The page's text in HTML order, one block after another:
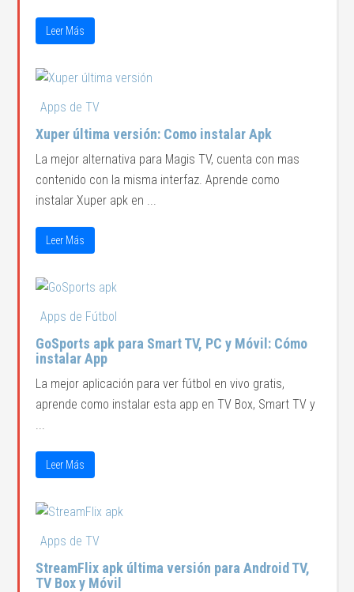
Leer Más
Apps de TV
Xuper última versión: Como instalar Apk
La mejor alternativa para Magis TV, cuenta con mas
contenido con la misma interfaz. Aprende como
instalar Xuper apk en ...
Leer Más
Apps de Fútbol
GoSports apk para Smart TV, PC y Móvil: Cómo
instalar App
La mejor aplicación para ver fútbol en vivo gratis,
aprende como instalar esta app en TV Box, Smart TV y
...
Leer Más
Apps de TV
StreamFlix apk última versión para Android TV,
TV Box y Móvil